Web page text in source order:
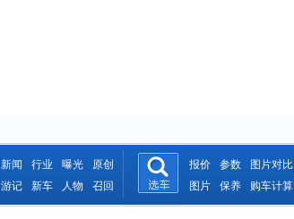
新闻 行业 曝光
原创
游记
新车 人物 召回
报价 参数
图片对比
图片
保养 购车计算